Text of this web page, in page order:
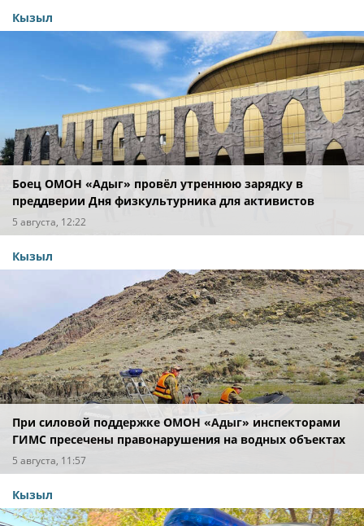
Кызыл
Боец ОМОН «Адыг» провёл утреннюю зарядку в
преддверии Дня физкультурника для активистов
Движения первых
5 августа, 12:22
Кызыл
При силовой поддержке ОМОН «Адыг» инспекторами
ГИМС пресечены правонарушения на водных объектах
Тувы
5 августа, 11:57
Кызыл